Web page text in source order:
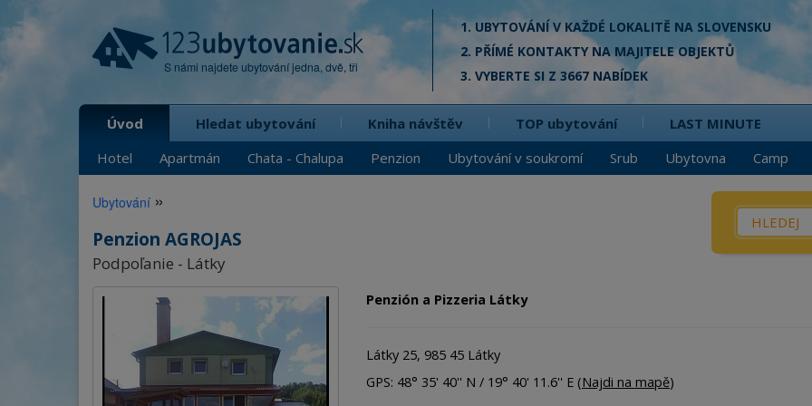
S námi najdete ubytování jedna, dvě, tři
1. UBYTOVÁNÍ V KAŽDÉ LOKALITĚ NA SLOVENSKU
2. PŘÍMÉ KONTAKTY NA MAJITELE OBJEKTŮ
3. VYBERTE SI Z 3667 NABÍDEK
Úvod
Hotel
Apartmán Chata - Chalupa Penzion Ubytování v soukromí Srub Ubytovna Camp
Hledat ubytování Kniha návštěv TOP ubytování LAST MINUTE
Co? /
Ubytování »
Penzion AGROJAS
Podpoľanie - Látky
Penzión a Pizzeria Látky
Látky 25, 985 45 Látky
GPS: 48° 35' 40'' N / 19° 40' 11.6'' E (Najdi na mapě)